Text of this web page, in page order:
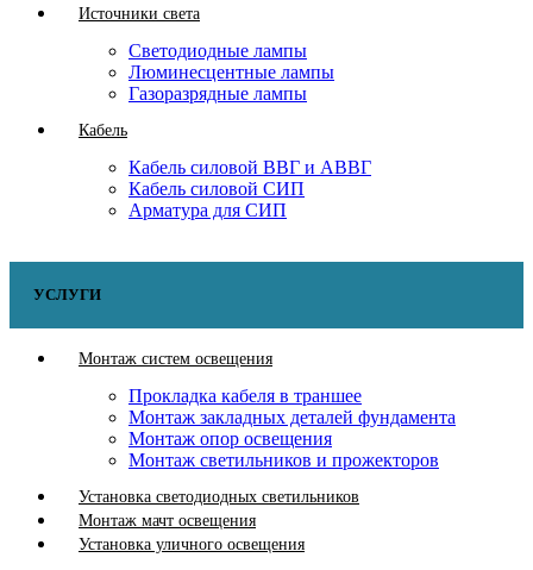
Источники света
Светодиодные лампы
Люминесцентные лампы
Газоразрядные лампы
Кабель
Кабель силовой ВВГ и АВВГ
Кабель силовой СИП
Арматура для СИП
УСЛУГИ
Монтаж систем освещения
Прокладка кабеля в траншее
Монтаж закладных деталей фундамента
Монтаж опор освещения
Монтаж светильников и прожекторов
Установка светодиодных светильников
Монтаж мачт освещения
Установка уличного освещения